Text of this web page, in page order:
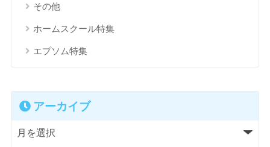
その他
ホームスクール特集
エプソム特集
アーカイブ